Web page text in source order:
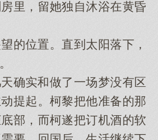
里，留她独自沐浴在黄昏
位置。直到太阳落下，
实和做了一场梦没有区
提起。柯黎把他准备的那
部，而柯遂把订机酒的软